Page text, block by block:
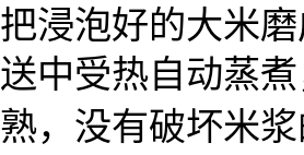
把浸泡好的大米
送中受热自动蒸
熟，没有破坏米